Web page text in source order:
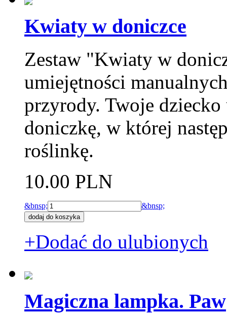
Kwiaty w doniczce
Zestaw "Kwiaty w
umiejętności
przyrody. Twoje
doniczkę, w której
roślinkę.
10.00 PLN
&bnsp; &bnsp;
+Dodać do ulubionych
Magiczna lampka. Paw